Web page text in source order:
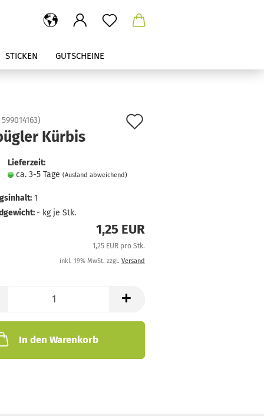
STICKEN GUTSCHEINE
599014163)
Kürbis
Lieferzeit:
ca. 3-5 Tage (Ausland abweichend)
1
- kg je Stk.
1,25 EUR
1,25 EUR pro Stk.
inkl. 19% MwSt. zzgl. Versand
In den Warenkorb